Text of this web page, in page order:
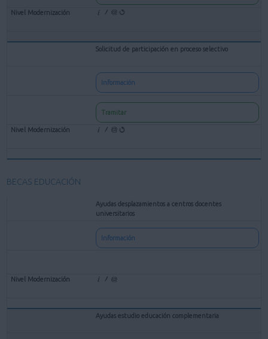
Solicitud de participación en proceso selectivo
Información
Tramitar
BECAS EDUCACIÓN
Ayudas desplazamientos a centros docentes
universitarios
Información
Ayudas estudio educación complementaria